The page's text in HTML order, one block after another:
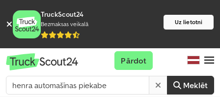
TruckScout24
Bezmaksas veikalā Uz lietotni
Meklēt
Pārdot